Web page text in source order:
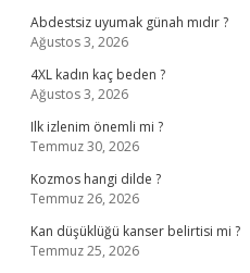
Abdestsiz uyumak günah mıdır ?
Ağustos 3, 2026
4XL kadın kaç beden ?
Ağustos 3, 2026
Ilk izlenim önemli mi ?
Temmuz 30, 2026
Kozmos hangi dilde ?
Temmuz 26, 2026
Kan düşüklüğü kanser belirtisi mi ?
Temmuz 25, 2026